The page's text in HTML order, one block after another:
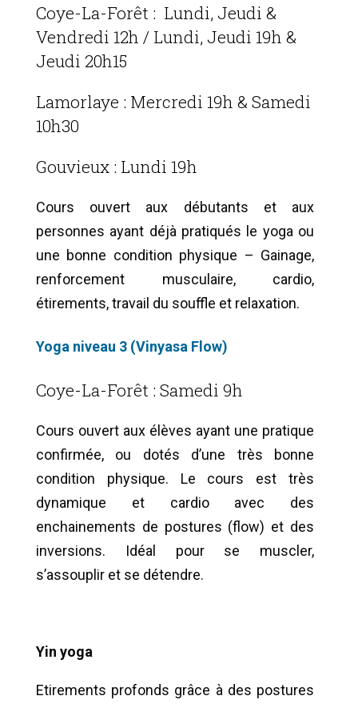
Coye-La-Forêt : Lundi, Jeudi &
Vendredi 12h / Lundi, Jeudi 19h &
Jeudi 20h15
Lamorlaye : Mercredi 19h & Samedi
10h30
Gouvieux : Lundi 19h
Cours ouvert aux débutants et aux
personnes ayant déjà pratiqués le yoga ou
une bonne condition physique – Gainage,
renforcement musculaire, cardio,
étirements, travail du souffle et relaxation.
Yoga niveau 3 (Vinyasa Flow)
Coye-La-Forêt : Samedi 9h
Cours ouvert aux élèves ayant une pratique
confirmée, ou dotés d’une très bonne
condition physique. Le cours est très
dynamique et cardio avec des
enchainements de postures (flow) et des
inversions. Idéal pour se muscler,
s’assouplir et se détendre.
Yin yoga
Etirements profonds grâce à des postures